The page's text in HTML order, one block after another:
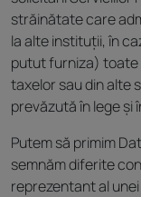
străinătate care
la alte instituții, în
putut furniza) toate
taxelor sau din alte
prevăzută în lege și
Putem să primim
semnăm diferite
reprezentant al